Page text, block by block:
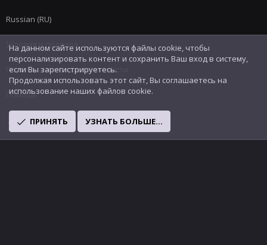
Russian (RU)
Условия и правила
Политика конфиденциальности
Помощь
R
S
На данном сайте используются файлы cookie, чтобы
персонализировать контент и сохранить Ваш вход в систему,
если Вы зарегистрируетесь.
Продолжая использовать этот сайт, Вы соглашаетесь на
использование наших файлов cookie.
ПРИНЯТЬ УЗНАТЬ БОЛЬШЕ...